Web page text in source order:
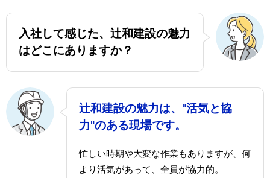
入社して感じた、辻和建設の魅力
はどこにありますか？
辻和建設の魅力は、"活気と協
力"のある現場です。
忙しい時期や大変な作業もありますが、何
より活気があって、全員が協力的。